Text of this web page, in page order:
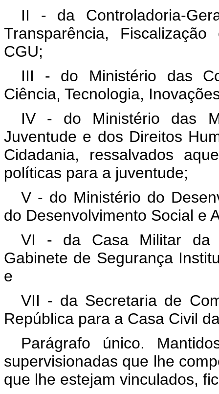
II - da Controladoria-
Transparência,
CGU;
III - do Ministério das
Ciência, Tecnologia,
IV - do Ministério das
Juventude e dos Direitos
Cidadania, ressalvados
políticas para a juventude;
V - do Ministério do
do Desenvolvimento Social e
VI - da Casa Militar da
Gabinete de Segurança
e
VII - da Secretaria de
República para a Casa Civil
Parágrafo único.
supervisionadas que lhe
que lhe estejam vinculados,